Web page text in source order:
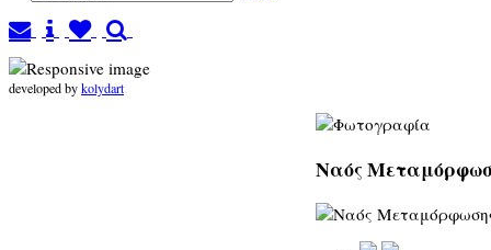
developed bykolydart
Ναός